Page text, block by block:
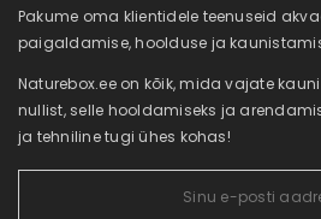
Järelmaks
Tellitud tooted
Soovikorv
Vaata võrdlust
Pakume oma klientidele teenuseid
paigaldamise, hoolduse ja
Naturebox.ee on kõik, mida vajate
nullist, selle hooldamiseks ja
ja tehniline tugi ühes kohas!